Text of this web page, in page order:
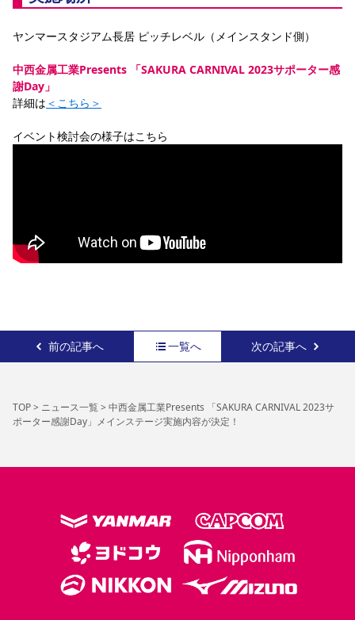
ヤンマースタジアム長居 ピッチレベル（メインスタンド側）
中西金属工業Presents 「SAKURA CARNIVAL 2023サポーター感
謝Day」
詳細は ＜こちら＞
イベント検討会の様子はこちら
前の記事へ 一覧へ 次の記事へ
TOP> ニュース一覧> 中西金属工業Presents 「SAKURA CARNIVAL 2023サ
ポーター感謝Day」メインステージ実施内容が決定！